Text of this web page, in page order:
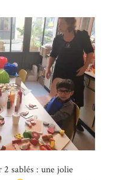
sablés : une jolie